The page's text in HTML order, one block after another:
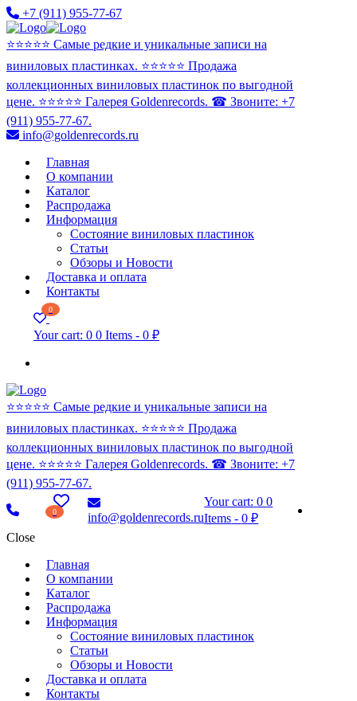
+7 (911) 955-77-67
⭐️⭐️⭐️⭐️⭐️ Самые редкие и уникальные записи на
виниловых пластинках. ⭐️⭐️⭐️⭐️⭐️ Продажа
коллекционных виниловых пластинок по выгодной
цене. ⭐️⭐️⭐️⭐️⭐️ Галерея Goldenrecords. ☎ Звоните: +7
(911) 955-77-67.
info@goldenrecords.ru
Главная
О компании
Каталог
Распродажа
Информация
Состояние виниловых пластинок
Статьи
Обзоры и Новости
Доставка и оплата
Контакты
0
Your cart: 0 0 Items - 0 ₽
⭐️⭐️⭐️⭐️⭐️ Самые редкие и уникальные записи на
виниловых пластинках. ⭐️⭐️⭐️⭐️⭐️ Продажа
коллекционных виниловых пластинок по выгодной
цене. ⭐️⭐️⭐️⭐️⭐️ Галерея Goldenrecords. ☎ Звоните: +7
(911) 955-77-67.
0 info@goldenrecords.ru
Your cart: 00
Items -0 ₽
Close
Главная
О компании
Каталог
Распродажа
Информация
Состояние виниловых пластинок
Статьи
Обзоры и Новости
Доставка и оплата
Контакты